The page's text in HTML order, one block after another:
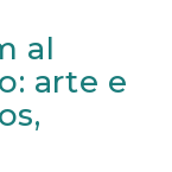
al
arte e